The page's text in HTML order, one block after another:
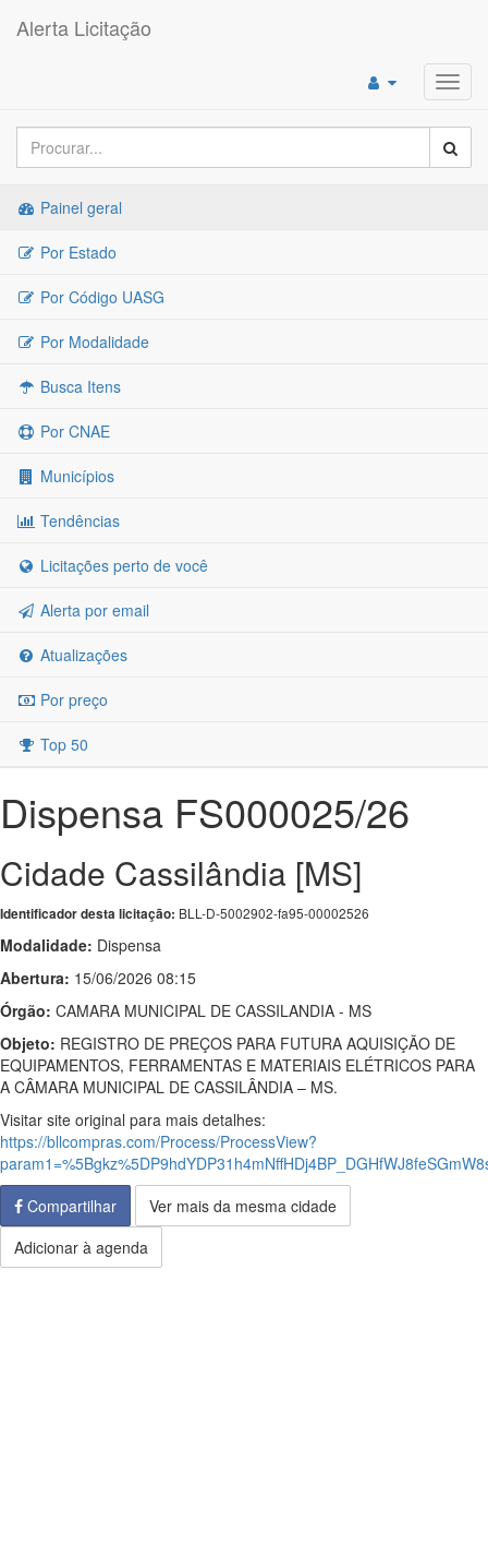
Alerta Licitação
Painel geral
Por Estado
Por Código UASG
Por Modalidade
Busca Itens
Por CNAE
Municípios
Tendências
Licitações perto de você
Alerta por email
Atualizações
Por preço
Top 50
Dispensa FS000025/26
Cidade Cassilândia [MS]
Identificador desta licitação: BLL-D-5002902-fa95-00002526
Modalidade: Dispensa
Abertura: 15/06/2026 08:15
Órgão: CAMARA MUNICIPAL DE CASSILANDIA - MS
Objeto: REGISTRO DE PREÇOS PARA FUTURA AQUISIÇÃO DE
EQUIPAMENTOS, FERRAMENTAS E MATERIAIS ELÉTRICOS PARA
A CÂMARA MUNICIPAL DE CASSILÂNDIA – MS.
Visitar site original para mais detalhes:
https://bllcompras.com/Process/ProcessView?
Compartilhar
Ver mais da mesma cidade
Adicionar à agenda